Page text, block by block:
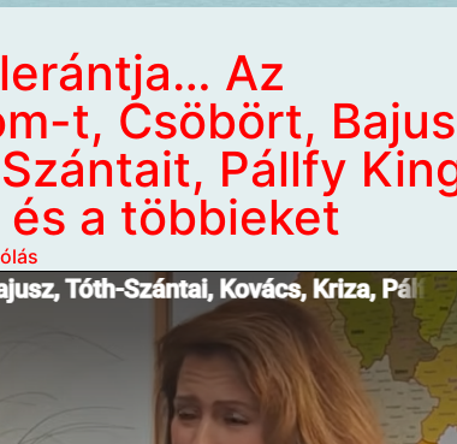
Az
t, Csöbört,
Pállfy
és a többieket